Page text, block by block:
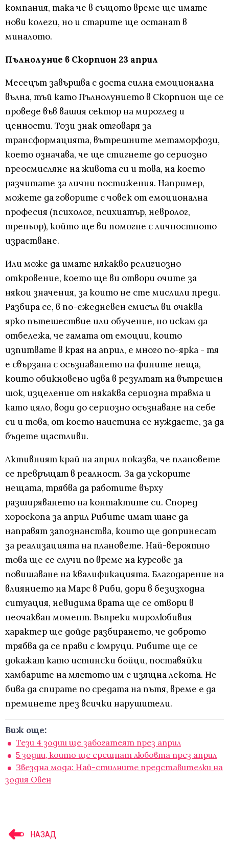
компания, така че в същото време ще имате
нови колеги, но и старите ще останат в
миналото.
Пълнолуние в Скорпион 23 април
Месецът завършва с доста силна емоционална
вълна, тъй като Пълнолунието в Скорпион ще се
проведе във вашия сектор на мироглед и
ценности. Този знак отговаря за
трансформацията, вътрешните метаморфози,
което означава, че ще стигнете до сериозно
преосмисляне на живота си и това, на което
разчитате за лични постижения. Например,
можете да говорите с човек от емоционална
професия (психолог, психиатър, невролог,
треньор), който ще ви помогне с личностното
израстване.
Или може да имате някакво религиозно
откровение, което ще ви отвори очите за
някои значения, за които не сте мислили преди.
Разбира се, в по-ежедневен смисъл ви очаква
ярко пътешествие или обучение, но искам да
отбележа, че гамата от емоции, които
изпитвате в края на април, е много по-ярка - тя
е свързана с осъзнаването на фините неща,
които обикновено идва в резултат на вътрешен
шок, изцеление от някаква сериозна травма и
като цяло, води до сериозно осъзнаване на себе
си и това, от което наистина се нуждаете, за да
бъдете щастливи.
Активният край на април показва, че плановете
се превръщат в реалност. За да ускорите
нещата, трябва да работите върху
разширяването на контактите си. Според
хороскопа за април Рибите имат шанс да
направят запознанства, които ще допринесат
за реализацията на плановете. Най-вероятно
това ще се случи по време на курсове за
повишаване на квалификацията. Благодарение на
влиянието на Марс в Риби, дори в безизходна
ситуация, невидима врата ще се отвори в
неочакван момент. Въпреки миролюбивия
характер ще дойде разбирането, че доброто
трябва да се прави с юмруци. Рибите ще се
докажат като истински бойци, поставяйки
хамбарите на мястото им с изящна лекота. Не
бива да спирате по средата на пътя, време е да
преминете през всички нарушители.
Виж още:
Тези 4 зодии ще забогатеят през април
5 зодии, които ще срещнат любовта през април
Звездна мода: Най-стилните представителки на
зодия Овен
НАЗАД